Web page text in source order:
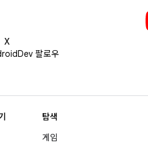
X
팔로우
탐색
게임